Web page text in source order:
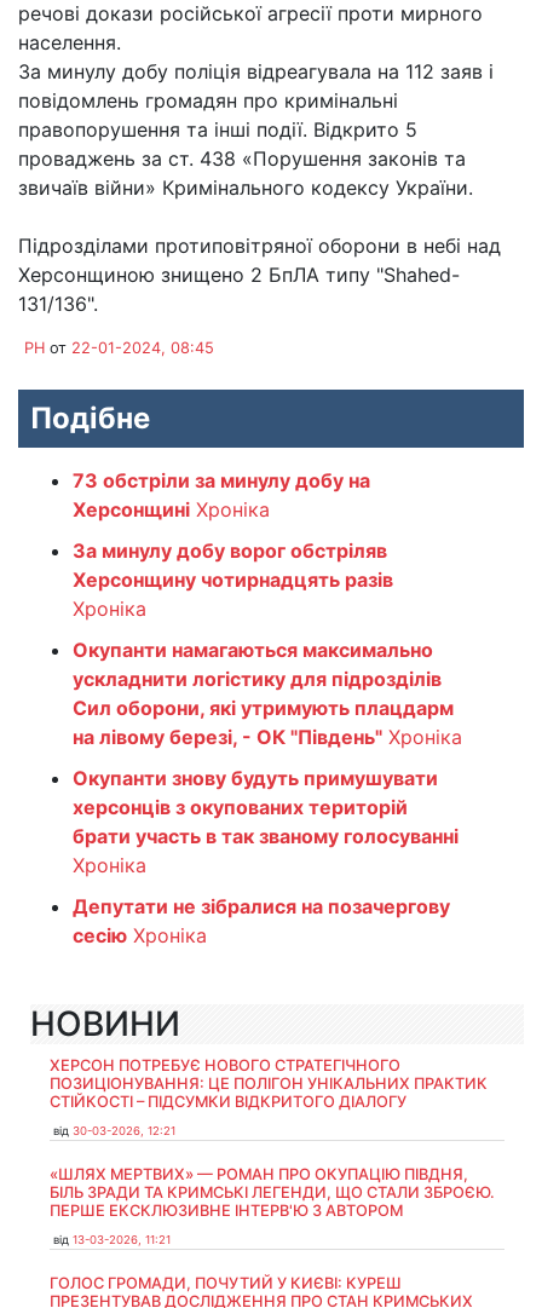
речові докази російської агресії проти мирного
населення.
За минулу добу поліція відреагувала на 112 заяв і
повідомлень громадян про кримінальні
правопорушення та інші події. Відкрито 5
проваджень за ст. 438 «Порушення законів та
звичаїв війни» Кримінального кодексу України.
Підрозділами протиповітряної оборони в небі над
Херсонщиною знищено 2 БпЛА типу "Shahed-
131/136".
PH от 22-01-2024, 08:45
Подібне
73 обстріли за минулу добу на
Херсонщині Хроніка
За минулу добу ворог обстріляв
Херсонщину чотирнадцять разів
Хроніка
Окупанти намагаються максимально
ускладнити логістику для підрозділів
Сил оборони, які утримують плацдарм
на лівому березі, - ОК "Південь" Хроніка
Окупанти знову будуть примушувати
херсонців з окупованих територій
брати участь в так званому голосуванні
Хроніка
Депутати не зібралися на позачергову
сесію Хроніка
НОВИНИ
ХЕРСОН ПОТРЕБУЄ НОВОГО СТРАТЕГІЧНОГО
ПОЗИЦІОНУВАННЯ: ЦЕ ПОЛІГОН УНІКАЛЬНИХ ПРАКТИК
СТІЙКОСТІ – ПІДСУМКИ ВІДКРИТОГО ДІАЛОГУ
від 30-03-2026, 12:21
«ШЛЯХ МЕРТВИХ» — РОМАН ПРО ОКУПАЦІЮ ПІВДНЯ,
БІЛЬ ЗРАДИ ТА КРИМСЬКІ ЛЕГЕНДИ, ЩО СТАЛИ ЗБРОЄЮ.
ПЕРШЕ ЕКСКЛЮЗИВНЕ ІНТЕРВ'Ю З АВТОРОМ
від 13-03-2026, 11:21
ГОЛОС ГРОМАДИ, ПОЧУТИЙ У КИЄВІ: КУРЕШ
ПРЕЗЕНТУВАВ ДОСЛІДЖЕННЯ ПРО СТАН КРИМСЬКИХ